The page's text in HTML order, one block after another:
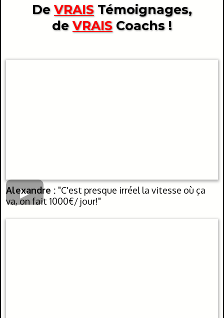
De VRAISTémoignages,
de VRAISCoachs !
Alexandre : "C'est presque irréel la vitesse où ça
va, on fait 1000€/ jour!"